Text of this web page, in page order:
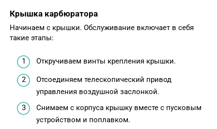
Крышка карбюратора
Начинаем с крышки. Обслуживание включает в себя
такие этапы:
Откручиваем винты крепления крышки.
Отсоединяем телескопический привод
управления воздушной заслонкой.
Снимаем с корпуса крышку вместе с пусковым
устройством и поплавком.